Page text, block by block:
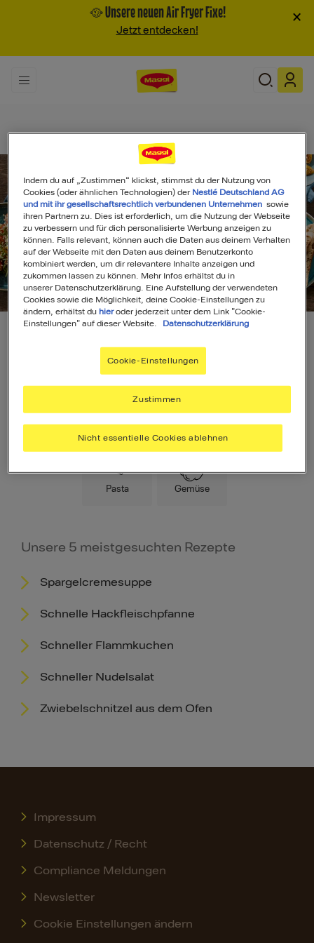
🥘 Unsere neuen Air Fryer Fixe!
Jetzt entdecken!
×
Search
Hauptspeise Fleisch Low Carb
Pasta Gemüse
Unsere 5 meistgesuchten Rezepte
Spargelcremesuppe
Schnelle Hackfleischpfanne
Schneller Flammkuchen
Schneller Nudelsalat
Zwiebelschnitzel aus dem Ofen
Impressum
Datenschutz / Recht
Compliance Meldungen
Newsletter
Cookie Einstellungen ändern
Indem du auf „Zustimmen“ klickst, stimmst du der Nutzung von
Cookies (oder ähnlichen Technologien) der Nestlé Deutschland AG
und mit ihr gesellschaftsrechtlich verbundenen Unternehmen sowie
ihren Partnern zu. Dies ist erforderlich, um die Nutzung der Webseite
zu verbessern und für dich personalisierte Werbung anzeigen zu
können. Falls relevant, können auch die Daten aus deinem Verhalten
auf der Webseite mit den Daten aus deinem Benutzerkonto
kombiniert werden, um dir relevantere Inhalte anzeigen und
zukommen lassen zu können. Mehr Infos erhältst du in
unserer Datenschutzerklärung. Eine Aufstellung der verwendeten
Cookies sowie die Möglichkeit, deine Cookie-Einstellungen zu
ändern, erhältst duhieroder jederzeit unter dem Link "Cookie-
Einstellungen" auf dieser Website.
Datenschutzerklärung
Cookie-Einstellungen
Nicht essentielle Cookies ablehnen
Zustimmen